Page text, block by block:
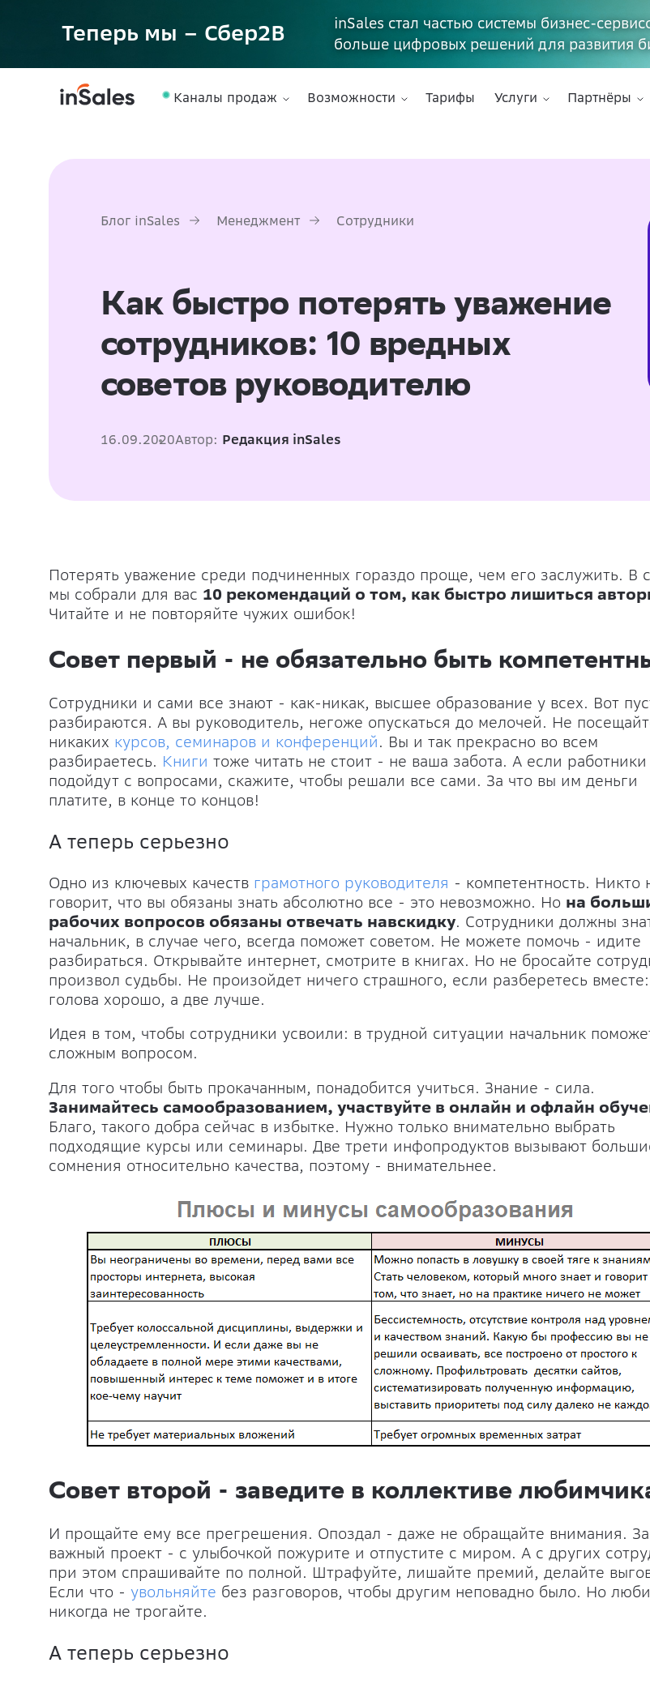
Теперь мы – Сбер2B
inSales стал частью системы бизнес-
больше цифровых решений для развития
Каналы продаж Возможности Тарифы Услуги Партнёры
Блог inSales Менеджмент Сотрудники
Как быстро потерять уважение
сотрудников: 10 вредных
советов руководителю
16.09.2020Автор: Редакция inSales
Потерять уважение среди подчиненных гораздо проще, чем его заслужить. В
мы собрали для вас 10 рекомендаций о том, как быстро лишиться
Читайте и не повторяйте чужих ошибок!
Совет первый - не обязательно быть
Сотрудники и сами все знают - как-никак, высшее образование у всех. Вот
разбираются. А вы руководитель, негоже опускаться до мелочей. Не
никаких курсов, семинаров и конференций. Вы и так прекрасно во всем
разбираетесь. Книги тоже читать не стоит - не ваша забота. А если работники
подойдут с вопросами, скажите, чтобы решали все сами. За что вы им деньги
платите, в конце то концов!
А теперь серьезно
Одно из ключевых качеств грамотного руководителя - компетентность. Никто
говорит, что вы обязаны знать абсолютно все - это невозможно. Но на
рабочих вопросов обязаны отвечать навскидку. Сотрудники должны
начальник, в случае чего, всегда поможет советом. Не можете помочь - идите
разбираться. Открывайте интернет, смотрите в книгах. Но не бросайте
произвол судьбы. Не произойдет ничего страшного, если разберетесь
голова хорошо, а две лучше.
Идея в том, чтобы сотрудники усвоили: в трудной ситуации начальник
сложным вопросом.
Для того чтобы быть прокачанным, понадобится учиться. Знание - сила.
Занимайтесь самообразованием, участвуйте в онлайн и офлайн
Благо, такого добра сейчас в избытке. Нужно только внимательно выбрать
подходящие курсы или семинары. Две трети инфопродуктов вызывают
сомнения относительно качества, поэтому - внимательнее.
Совет второй - заведите в коллективе
И прощайте ему все прегрешения. Опоздал - даже не обращайте внимания.
важный проект - с улыбочкой пожурите и отпустите с миром. А с других
при этом спрашивайте по полной. Штрафуйте, лишайте премий, делайте
Если что - увольняйте без разговоров, чтобы другим неповадно было. Но
никогда не трогайте.
А теперь серьезно